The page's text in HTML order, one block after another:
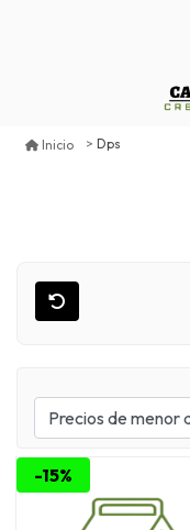
Inicio Dps
-15%